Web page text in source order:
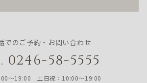
でのご予約・お問い合わせ
0246-58-5555
〜19:00 土日祝：10:00〜19:00